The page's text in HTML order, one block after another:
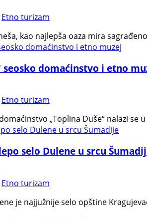
Etno turizam
kao najlepša oaza mira
seosko domaćinstvo i etno
Etno turizam
„Toplina Duše“ nalazi se
selo Dulene u srcu
Etno turizam
je najjužnije selo opštine